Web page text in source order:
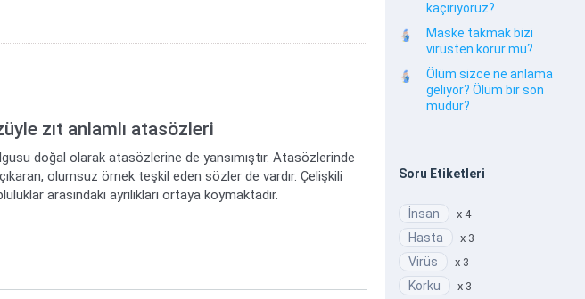
zıt anlamlı atasözleri
doğal olarak atasözlerine de yansımıştır. Atasözlerinde
olumsuz örnek teşkil eden sözler de vardır. Çelişkili
arasındaki ayrılıkları ortaya koymaktadır.
kaçırıyoruz?
Maske takmak bizi
virüsten korur mu?
Ölüm sizce ne anlama
geliyor? Ölüm bir son
mudur?
Soru Etiketleri
İnsan x 4
Hasta x 3
Virüs x 3
Korku x 3